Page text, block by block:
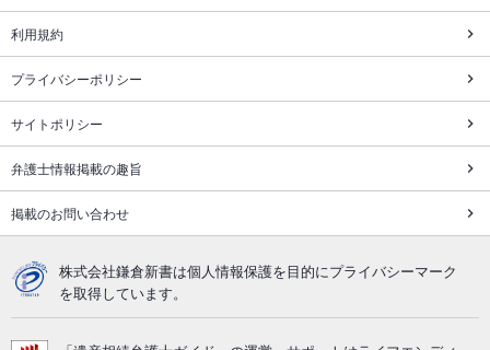
利用規約
プライバシーポリシー
サイトポリシー
弁護士情報掲載の趣旨
掲載のお問い合わせ
株式会社鎌倉新書は個人情報保護を目的にプライバシーマーク
を取得しています。